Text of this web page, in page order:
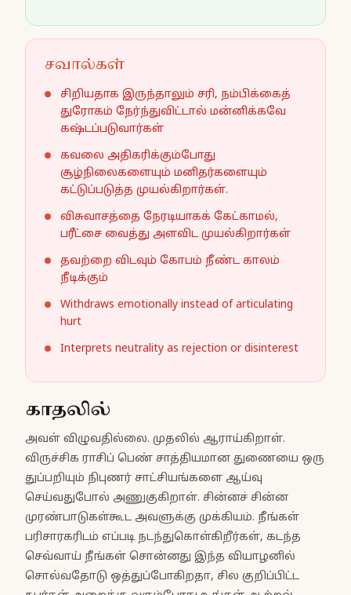
சவால்கள்
சிறியதாக இருந்தாலும் சரி, நம்பிக்கைத்
துரோகம் நேர்ந்துவிட்டால் மன்னிக்கவே
கஷ்டப்படுவார்கள்
கவலை அதிகரிக்கும்போது
சூழ்நிலைகளையும் மனிதர்களையும்
கட்டுப்படுத்த முயல்கிறார்கள்.
விசுவாசத்தை நேரடியாகக் கேட்காமல்,
பரீட்சை வைத்து அளவிட முயல்கிறார்கள்
தவற்றை விடவும் கோபம் நீண்ட காலம்
நீடிக்கும்
Withdraws emotionally instead of articulating
hurt
Interprets neutrality as rejection or disinterest
காதலில்
அவள் விழுவதில்லை. முதலில் ஆராய்கிறாள்.
விருச்சிக ராசிப் பெண் சாத்தியமான துணையை ஒரு
துப்பறியும் நிபுணர் சாட்சியங்களை ஆய்வு
செய்வதுபோல் அணுகுகிறாள். சின்னச் சின்ன
முரண்பாடுகள்கூட அவளுக்கு முக்கியம். நீங்கள்
பரிசாரகரிடம் எப்படி நடந்துகொள்கிறீர்கள், கடந்த
செவ்வாய் நீங்கள் சொன்னது இந்த வியாழனில்
சொல்வதோடு ஒத்துப்போகிறதா, சில குறிப்பிட்ட